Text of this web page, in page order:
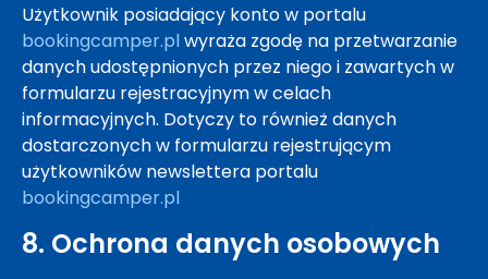
Użytkownik posiadający konto w portalu
bookingcamper.plwyraża zgodę na przetwarzanie
danych udostępnionych przez niego i zawartych w
formularzu rejestracyjnym w celach
informacyjnych. Dotyczy to również danych
dostarczonych w formularzu rejestrującym
użytkowników newslettera portalu
bookingcamper.pl
8. Ochrona danych osobowych